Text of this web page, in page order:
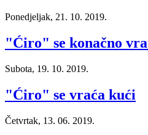
Ponedjeljak, 21. 10. 2019.
"Ćiro" se konačno
Subota, 19. 10. 2019.
"Ćiro" se vraća kući
Četvrtak, 13. 06. 2019.